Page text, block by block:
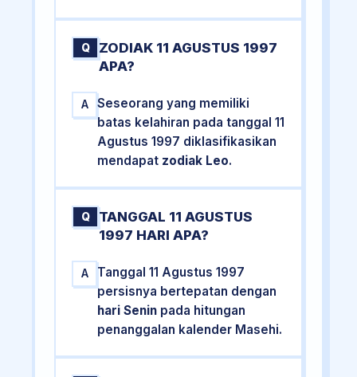
Q
ZODIAK 11 AGUSTUS 1997
APA?
A
Seseorang yang memiliki
batas kelahiran pada tanggal 11
Agustus 1997 diklasifikasikan
mendapat zodiak Leo.
Q
TANGGAL 11 AGUSTUS
1997 HARI APA?
A
Tanggal 11 Agustus 1997
persisnya bertepatan dengan
hari Senin pada hitungan
penanggalan kalender Masehi.